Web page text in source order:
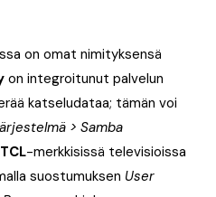
on omat nimityksensä
on integroitunut palvelun
katseludataa; tämän voi
> Samba
TCL-merkkisissä televisioissa
suostumuksen User